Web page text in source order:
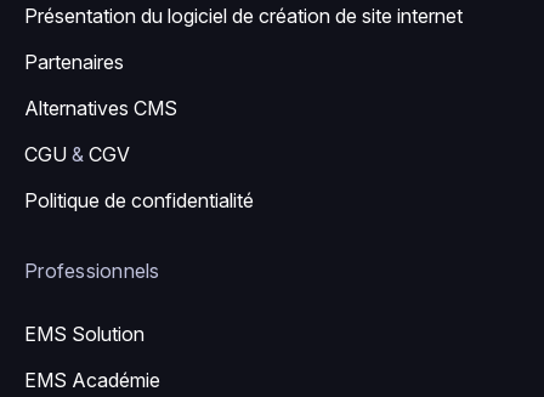
Présentation du logiciel de création de site internet
Partenaires
Alternatives CMS
CGU & CGV
Politique de confidentialité
Professionnels
EMS Solution
EMS Académie